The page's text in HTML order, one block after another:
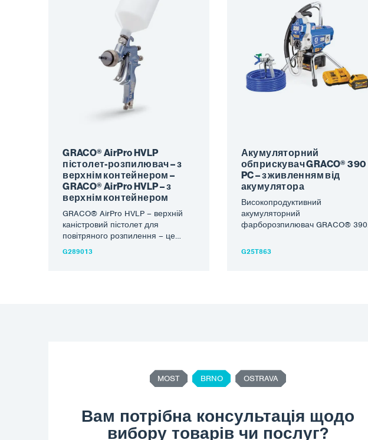
GRACO® AirPro HVLP
пістолет-розпилювач – з
верхнім контейнером –
GRACO® AirPro HVLP – з
верхнім контейнером
GRACO® AirPro HVLP – верхній
каністровий пістолет для
повітряного розпилення – це
легка конструкція з відмінною
G289013
Акумуляторний
обприскувач GRACO® 390
PC – з живленням від
акумулятора
Високопродуктивний
акумуляторний
фарборозпилювач GRACO® 390
максимальною швидкістю подачі.
G25T863
MOST BRNO OSTRAVA
Вам потрібна консультація щодо
вибору товарів чи послуг?